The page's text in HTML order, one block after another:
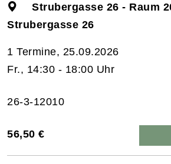
Strubergasse 26 - Raum
Strubergasse 26
1 Termine, 25.09.2026
Fr., 14:30 - 18:00 Uhr
26-3-12010
56,50 €